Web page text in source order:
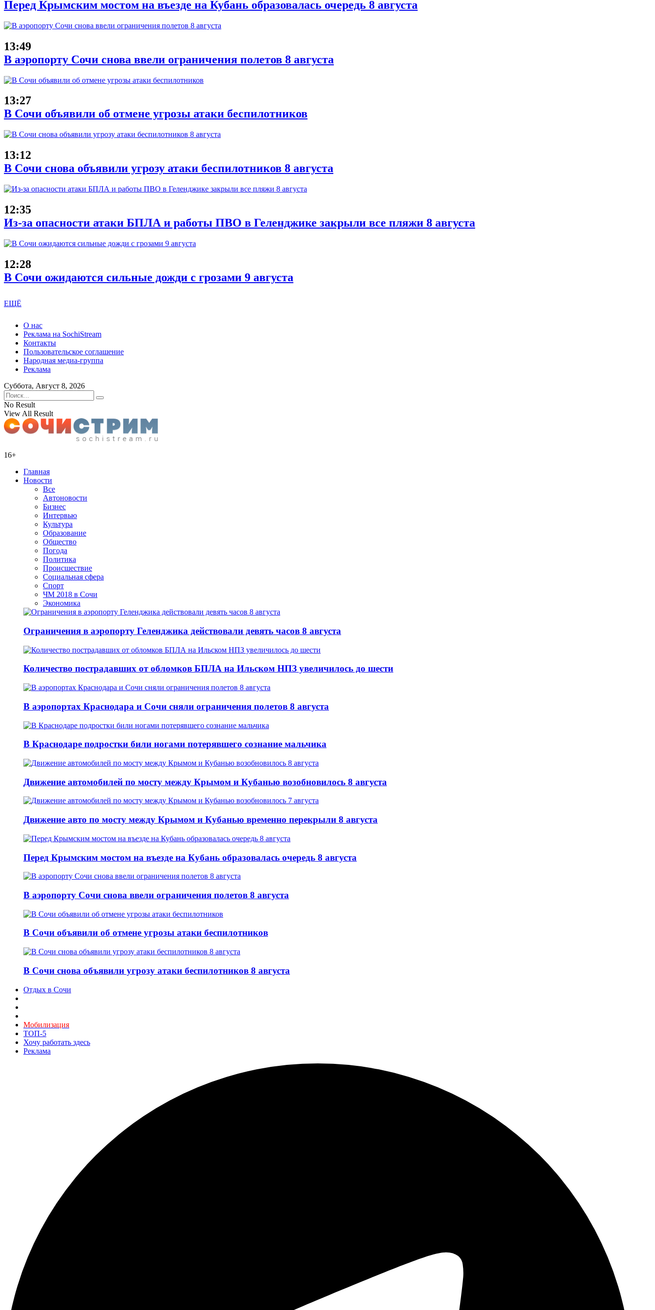
Перед Крымским мостом на въезде на Кубань образовалась очередь 8 августа
13:49
В аэропорту Сочи снова ввели ограничения полетов 8 августа
13:27
В Сочи объявили об отмене угрозы атаки беспилотников
13:12
В Сочи снова объявили угрозу атаки беспилотников 8 августа
12:35
Из-за опасности атаки БПЛА и работы ПВО в Геленджике закрыли все пляжи 8 августа
12:28
В Сочи ожидаются сильные дожди с грозами 9 августа
ЕЩЁ
О нас
Реклама на SochiStream
Контакты
Пользовательское соглашение
Народная медиа-группа
Реклама
Суббота, Август 8, 2026
No Result
View All Result
16+
Главная
Новости
Все
Автоновости
Бизнес
Интервью
Культура
Образование
Общество
Погода
Политика
Происшествие
Социальная сфера
Спорт
ЧМ 2018 в Сочи
Экономика
Ограничения в аэропорту Геленджика действовали девять часов 8 августа
Количество пострадавших от обломков БПЛА на Ильском НПЗ увеличилось до шести
В аэропортах Краснодара и Сочи сняли ограничения полетов 8 августа
В Краснодаре подростки били ногами потерявшего сознание мальчика
Движение автомобилей по мосту между Крымом и Кубанью возобновилось 8 августа
Движение авто по мосту между Крымом и Кубанью временно перекрыли 8 августа
Перед Крымским мостом на въезде на Кубань образовалась очередь 8 августа
В аэропорту Сочи снова ввели ограничения полетов 8 августа
В Сочи объявили об отмене угрозы атаки беспилотников
В Сочи снова объявили угрозу атаки беспилотников 8 августа
Отдых в Сочи
Мобилизация
ТОП-5
Хочу работать здесь
Реклама